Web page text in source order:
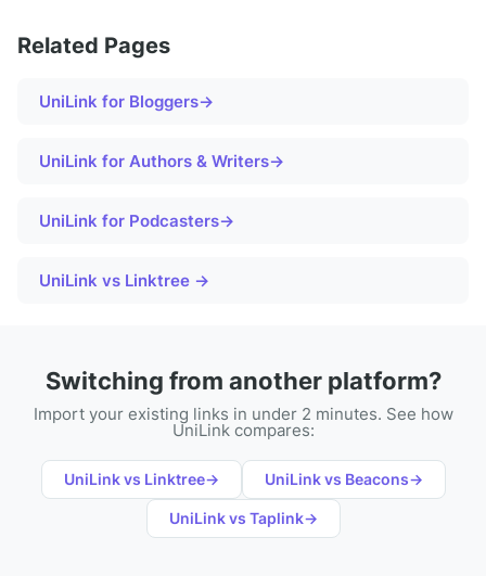
Related Pages
UniLink for Bloggers→
UniLink for Authors & Writers→
UniLink for Podcasters→
UniLink vs Linktree →
Switching from another platform?
Import your existing links in under 2 minutes. See how
UniLink compares:
UniLink vs Linktree→ UniLink vs Beacons→
UniLink vs Taplink→